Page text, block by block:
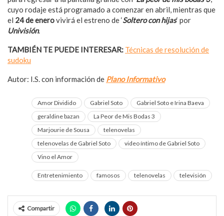
cuyo rodaje está programado a comenzar en abril, mientras que
el 24 de enerovivirá el estreno de ‘Soltero con hijas‘ por
Univisión.
TAMBIÉN TE PUEDE INTERESAR: Técnicas de resolución de
sudoku
Autor: I.S. con información de Plano Informativo
Amor Dividido Gabriel Soto
Gabriel Soto e Irina Baeva
geraldine bazan
La Peor de Mis Bodas 3
Marjourie de Sousa
telenovelas
telenovelas de Gabriel Soto
video íntimo de Gabriel Soto
Vino el Amor
Entretenimiento famosos telenovelas televisión
Compartir